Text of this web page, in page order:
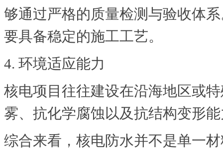
够通过严格的质量检测与验收体
要具备稳定的施工工艺。
4. 环境适应能力
核电项目往往建设在沿海地区或
雾、抗化学腐蚀以及抗结构变形
综合来看，核电防水并不是单一